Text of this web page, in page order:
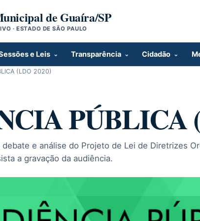
de Guaíra/SP
· ESTADO DE SÃO PAULO
e Leis Transparência Cidadão
(LDO 2020)
PÚBLICA
debate e análise do Projeto de Lei de Diretrizes
a gravação da audiência.